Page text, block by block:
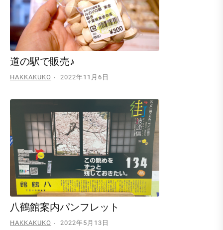
道の駅で販売♪
HAKKAKUKO 2022年11月6日
八鶴館案内パンフレット
HAKKAKUKO 2022年5月13日